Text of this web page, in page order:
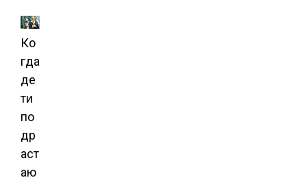
Ко
гда
де
ти
по
др
аст
аю